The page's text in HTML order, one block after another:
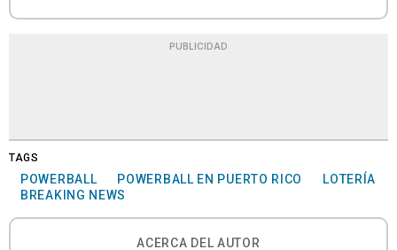
PUBLICIDAD
TAGS
POWERBALL POWERBALL EN PUERTO RICO
LOTERÍA
BREAKING NEWS
ACERCA DEL AUTOR